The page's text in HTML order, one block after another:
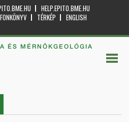
HELP.EPITO.BME.HU
TÉRKÉP
ENGLISH
ÉS MÉRNÖKGEOLÓGIA